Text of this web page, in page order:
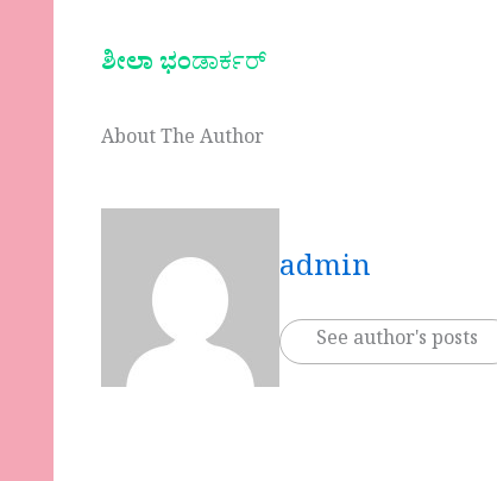
ಶೀಲಾ ಭಂಡಾರ್ಕರ್
About The Author
admin
See author's posts